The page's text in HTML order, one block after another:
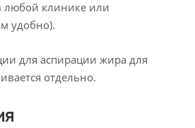
любой клинике или
удобно).
для аспирации жира для
отдельно.